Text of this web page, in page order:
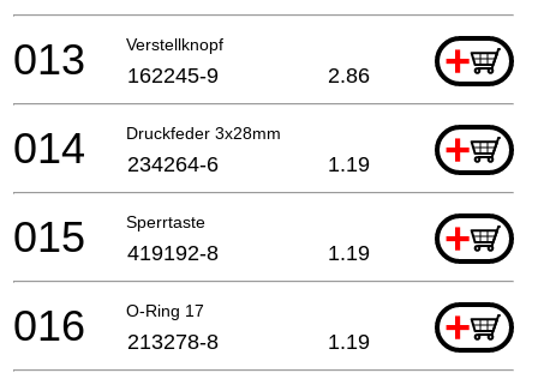
Verstellknopf +
013 162245-9 2.86
Druckfeder 3x28mm +
014 234264-6 1.19
Sperrtaste +
015 419192-8 1.19
O-Ring 17 +
016 213278-8 1.19